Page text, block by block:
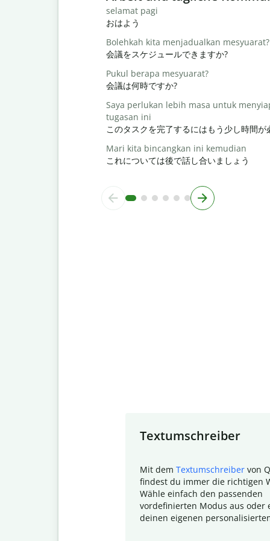
selamat pagi
おはよう
Bolehkah kita menjadualkan mesyuarat?
会議をスケジュールできますか?
Pukul berapa mesyuarat?
会議は何時ですか?
Saya perlukan lebih masa untuk
tugasan ini
このタスクを完了するにはもう少し時間が
Mari kita bincangkan ini kemudian
これについては後で話し合いましょう
Textumschreiber
Mit dem Textumschreiber von
findest du immer die richtigen
Wähle einfach den passenden
vordefinierten Modus aus oder
deinen eigenen